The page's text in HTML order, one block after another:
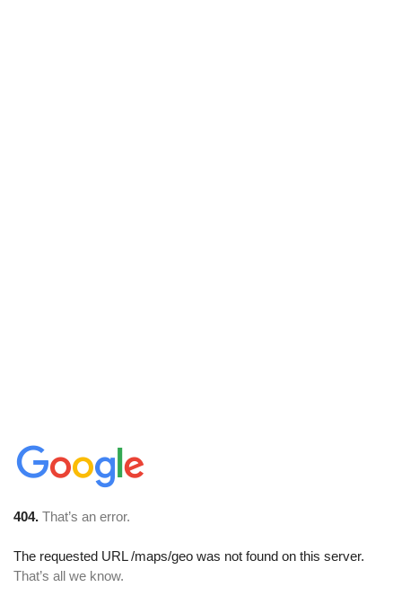
404. That’s an error.
The requested URL/maps/geo was not found on this server.
That’s all we know.